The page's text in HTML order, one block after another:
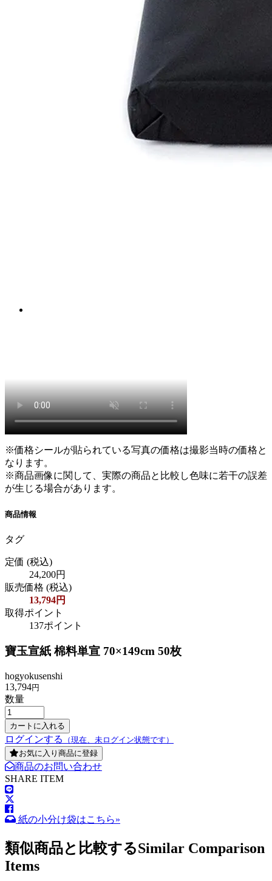
※価格シールが貼られている写真の価格は撮影当時の価格と
なります。
※商品画像に関して、実際の商品と比較し色味に若干の誤差
が生じる場合があります。
商品情報
タグ
定価 (税込)
24,200円
販売価格 (税込)
13,794円
取得ポイント
137ポイント
寶玉宣紙 棉料単宣 70×149cm 50枚
hogyokusenshi
13,794円
数量
ログインする
（現在、未ログイン状態です）
お気に入り商品に登録
商品のお問い合わせ
SHARE ITEM
紙の小分け袋はこちら»
類似商品と比較するSimilar Comparison
Items